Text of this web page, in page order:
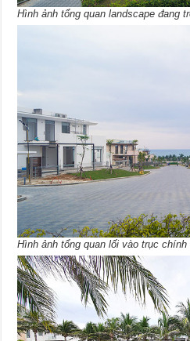
Hình ảnh tổng quan landscape đang
Hình ảnh tổng quan lối vào trục